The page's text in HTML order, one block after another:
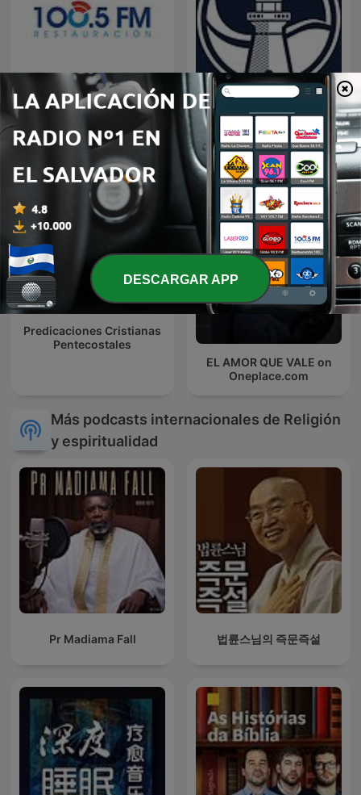
Predicaciones Cristianas
Predicaciones Cristianas
Pentecostales
EL AMOR QUE VALE on
Oneplace.com
Más podcasts internacionales de Religión
y espiritualidad
Pr Madiama Fall 법륜스님의 즉문즉설
DESCARGAR APP